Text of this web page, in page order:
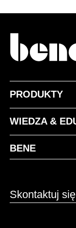
PRODUKTY
WIEDZA &
BENE
Skontaktuj